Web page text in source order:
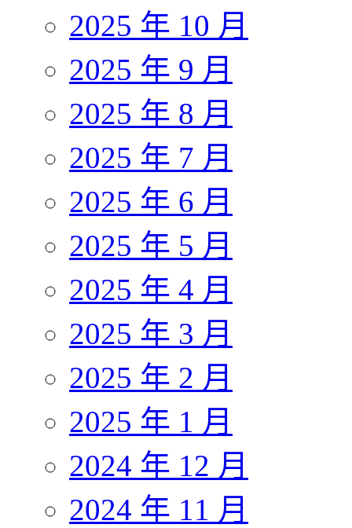
2025 年 10 月
2025 年 9 月
2025 年 8 月
2025 年 7 月
2025 年 6 月
2025 年 5 月
2025 年 4 月
2025 年 3 月
2025 年 2 月
2025 年 1 月
2024 年 12 月
2024 年 11 月